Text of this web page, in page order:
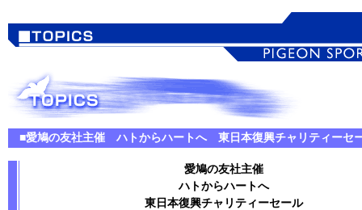
■愛鳩の友社主催 ハトからハートへ 東日本復興チャリティーセ
愛鳩の友社主催
ハトからハートへ
東日本復興チャリティーセール